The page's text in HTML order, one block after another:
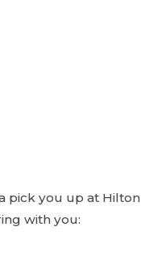
pick you up at Hilton
with you: